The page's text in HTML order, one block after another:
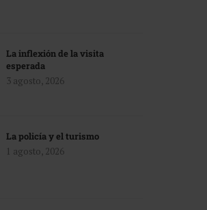
La inflexión de la visita
esperada
3 agosto, 2026
La policía y el turismo
1 agosto, 2026